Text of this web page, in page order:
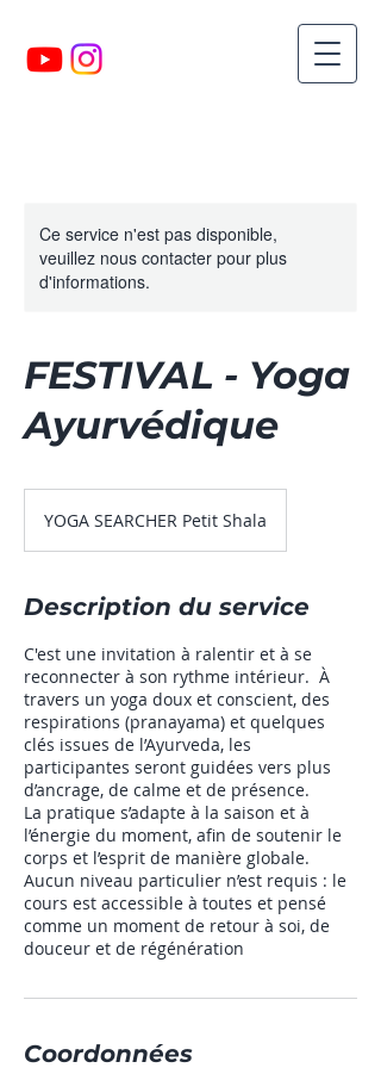
Ce service n'est pas disponible,
veuillez nous contacter pour plus
d'informations.
FESTIVAL - Yoga
Ayurvédique
YOGA SEARCHER Petit Shala
Description du service
C'est une invitation à ralentir et à se
reconnecter à son rythme intérieur. À
travers un yoga doux et conscient, des
respirations (pranayama) et quelques
clés issues de l’Ayurveda, les
participantes seront guidées vers plus
d’ancrage, de calme et de présence.
La pratique s’adapte à la saison et à
l’énergie du moment, afin de soutenir le
corps et l’esprit de manière globale.
Aucun niveau particulier n’est requis : le
cours est accessible à toutes et pensé
comme un moment de retour à soi, de
douceur et de régénération
Coordonnées